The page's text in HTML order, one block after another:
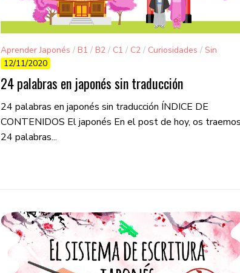
Aprender Japonés / B1 / B2 / C1 / C2 / Curiosidades / Sin
categorizar
12/11/2020
24 palabras en japonés sin traducción
24 palabras en japonés sin traducción ÍNDICE DE
CONTENIDOS El japonés En el post de hoy, os
24 palabras...